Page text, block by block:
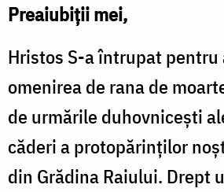
Preaiubiții mei,
Hristos S-a întrupat pentru
omenirea de rana de
de urmările duhovnicești
căderi a protopărinților
din Grădina Raiului. Drept